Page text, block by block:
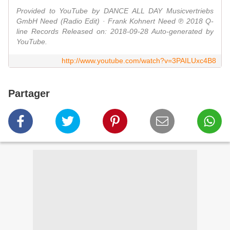
Provided to YouTube by DANCE ALL DAY Musicvertriebs
GmbH Need (Radio Edit) · Frank Kohnert Need ℗ 2018 Q-
line Records Released on: 2018-09-28 Auto-generated by
YouTube.
http://www.youtube.com/watch?v=3PAILUxc4B8
Partager